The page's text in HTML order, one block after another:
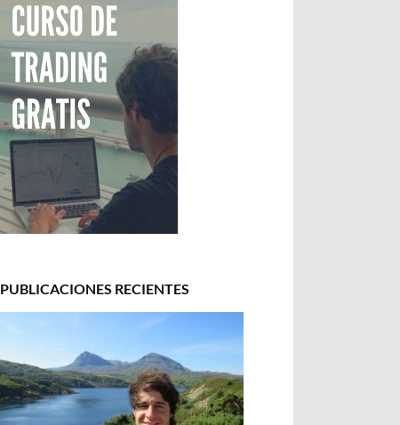
PUBLICACIONES RECIENTES